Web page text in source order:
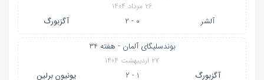
۲۶ مرداد ۱۴۰۴
آلشر 0 - 2 آگزبورگ
بوندسلیگای آلمان - هفته 34
۲۷ اردیبهشت ۱۴۰۴
آگزبورگ 1 - 2 یونیون برلین